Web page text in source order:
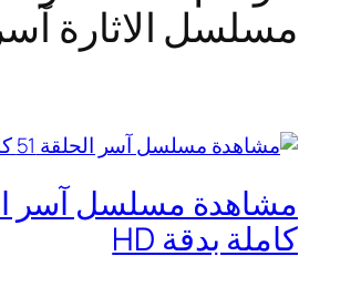
مسلسل الاثارة
كاملة بدقة HD